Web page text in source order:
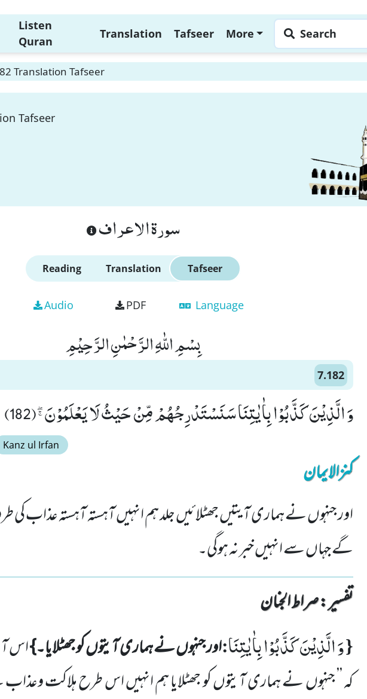
Listen
Quran
Translation Tafseer More Search
Translation Tafseer
Tafseer
سورة الاعراف
Reading Translation Tafseer
Audio PDF Language
بِسْمِ اللّٰهِ الرَّحْمٰنِ الرَّحِیْمِ
7.182
وَ الَّذِیْنَ كَذَّبُوْا بِاٰیٰتِنَا سَنَسْتَدْرِجُهُمْ مِّنْ حَیْثُ لَا یَعْلَمُوْنَﭕ(182)
Kanz ul Irfan
کنزالایمان
اور جنہوں نے ہماری آیتیں جھٹلائیں جلد ہم انہیں آہستہ آہستہ عذاب
گے جہاں سے انہیں خبر نہ ہوگی۔
تفسیر : ‎صراط الجنان
{وَ الَّذِیْنَ كَذَّبُوْا بِاٰیٰتِنَا:اور جنہوں نے ہماری آیتوں کو جھٹلایا۔}اس
کہ ’’ جنہوں نے ہماری آیتوں کو جھٹلایا ہم انہیں اس طرح ہلاکت